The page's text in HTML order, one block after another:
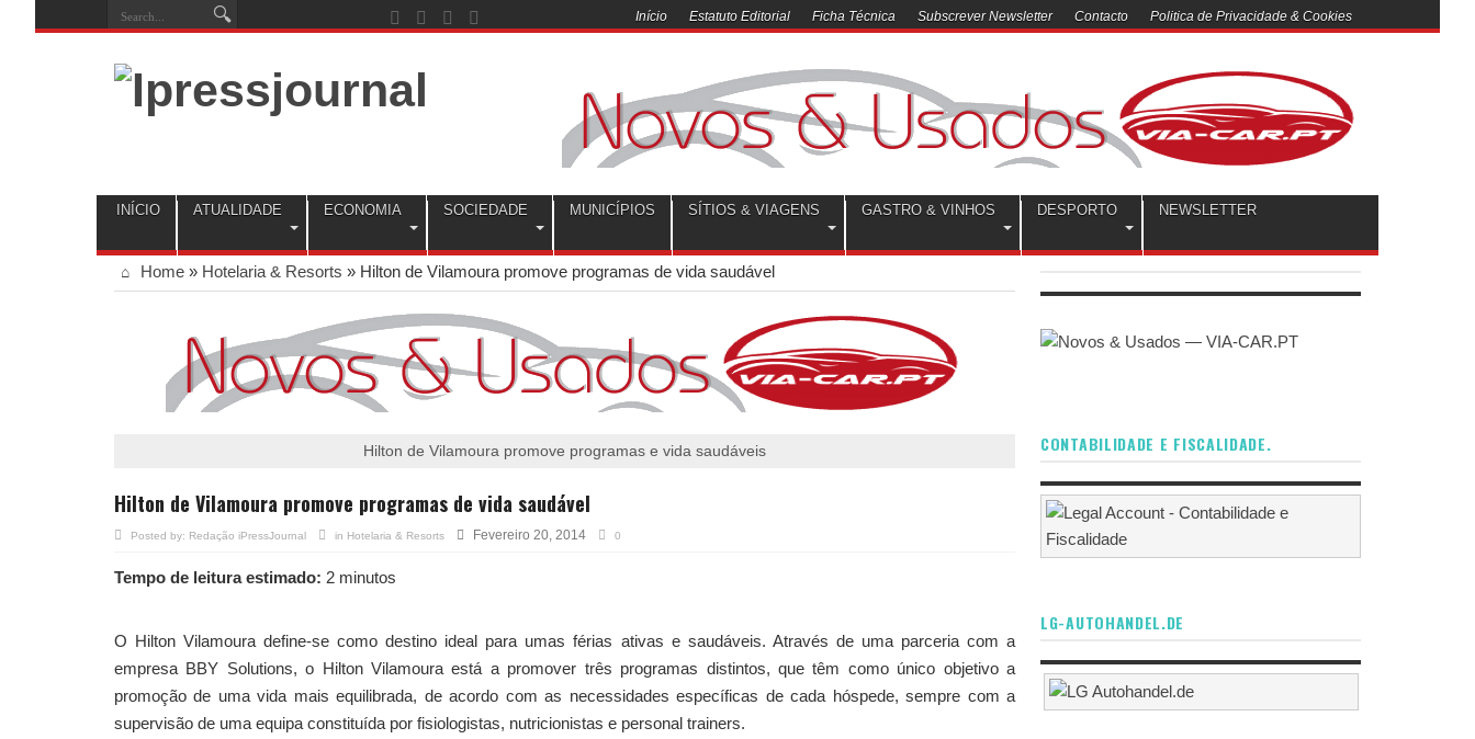
Início Estatuto Editorial Ficha Técnica Subscrever Newsletter Contacto Politica de Privacidade & Cookies
INÍCIO ATUALIDADE ECONOMIA SOCIEDADE MUNICÍPIOS SÍTIOS & VIAGENS GASTRO & VINHOS DESPORTO NEWSLETTER
Home » Hotelaria & Resorts » Hilton de Vilamoura promove programas de vida saudável
Hilton de Vilamoura promove programas e vida saudáveis
Hilton de Vilamoura promove programas de vida saudável
Posted by: Redação iPressJournal in Hotelaria & Resorts Fevereiro 20, 2014 0
Tempo de leitura estimado: 2 minutos
O Hilton Vilamoura define-se como destino ideal para umas férias ativas e saudáveis. Através de uma parceria com a
empresa BBY Solutions, o Hilton Vilamoura está a promover três programas distintos, que têm como único objetivo a
promoção de uma vida mais equilibrada, de acordo com as necessidades específicas de cada hóspede, sempre com a
supervisão de uma equipa constituída por fisiologistas, nutricionistas e personal trainers.
CONTABILIDADE E FISCALIDADE.
LG-AUTOHANDEL.DE